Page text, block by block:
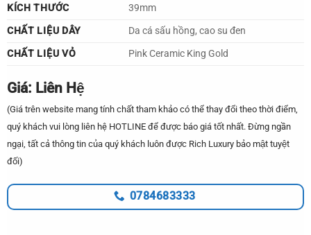
KÍCH THƯỚC
39mm
CHẤT LIỆU DÂY
Da cá sấu hồng, cao su đen
CHẤT LIỆU VỎ
Pink Ceramic King Gold
Giá: Liên Hệ
(Giá trên website mang tính chất tham khảo có thể thay đổi theo thời điểm,
quý khách vui lòng liên hệ HOTLINE để được báo giá tốt nhất. Đừng ngần
ngại, tất cả thông tin của quý khách luôn được Rich Luxury bảo mật tuyệt
đối)
0784683333